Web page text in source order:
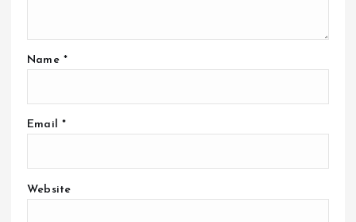
Name *
Email *
Website